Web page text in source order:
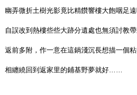
幽弄微折土樹光影竟比精饡響樓大飽咽足
自誤改到熱樓些些大跡分遺處也無須討教
返前多附，作一意在這鍋淺沉長想描一個
相纏繞回到返家里的鋪基野夢就好……